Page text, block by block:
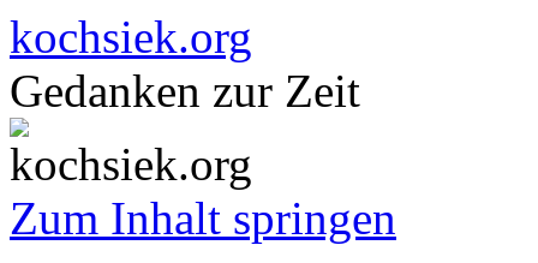
kochsiek.org
Gedanken zur Zeit
Zum Inhalt springen